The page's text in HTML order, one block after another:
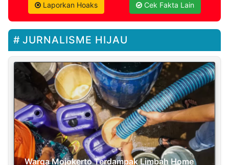
Laporkan Hoaks Cek Fakta Lain
JURNALISME HIJAU
Warga Mojokerto Terdampak Limbah Home